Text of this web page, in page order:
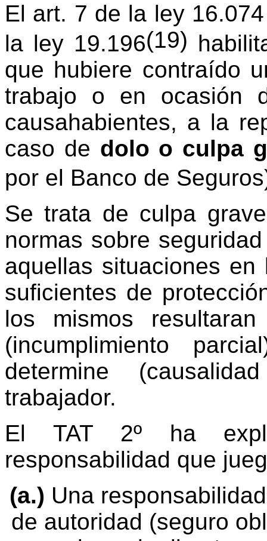
El art. 7 de la ley 16.
la ley 19.196(19)
que hubiere contraído
trabajo o en ocasión
causahabientes, a la
caso de dolo o culpa
por el Banco de
Se trata de culpa
normas sobre
aquellas situaciones
suficientes de
los mismos
(incumplimiento
determine
trabajador.
El TAT 2º ha
responsabilidad que
(a.) Una
de autoridad (seguro